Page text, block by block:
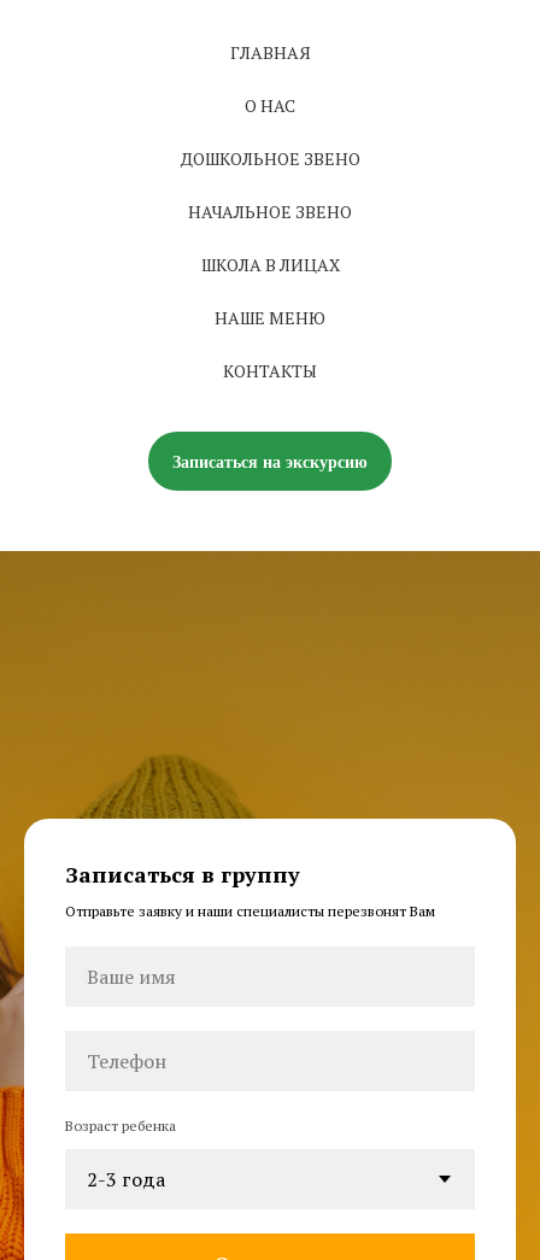
ГЛАВНАЯ
О НАС
ДОШКОЛЬНОЕ ЗВЕНО
НАЧАЛЬНОЕ ЗВЕНО
ШКОЛА В ЛИЦАХ
НАШЕ МЕНЮ
КОНТАКТЫ
Записаться на экскурсию
Записаться в группу
Отправьте заявку и наши специалисты перезвонят Вам
Возраст ребенка